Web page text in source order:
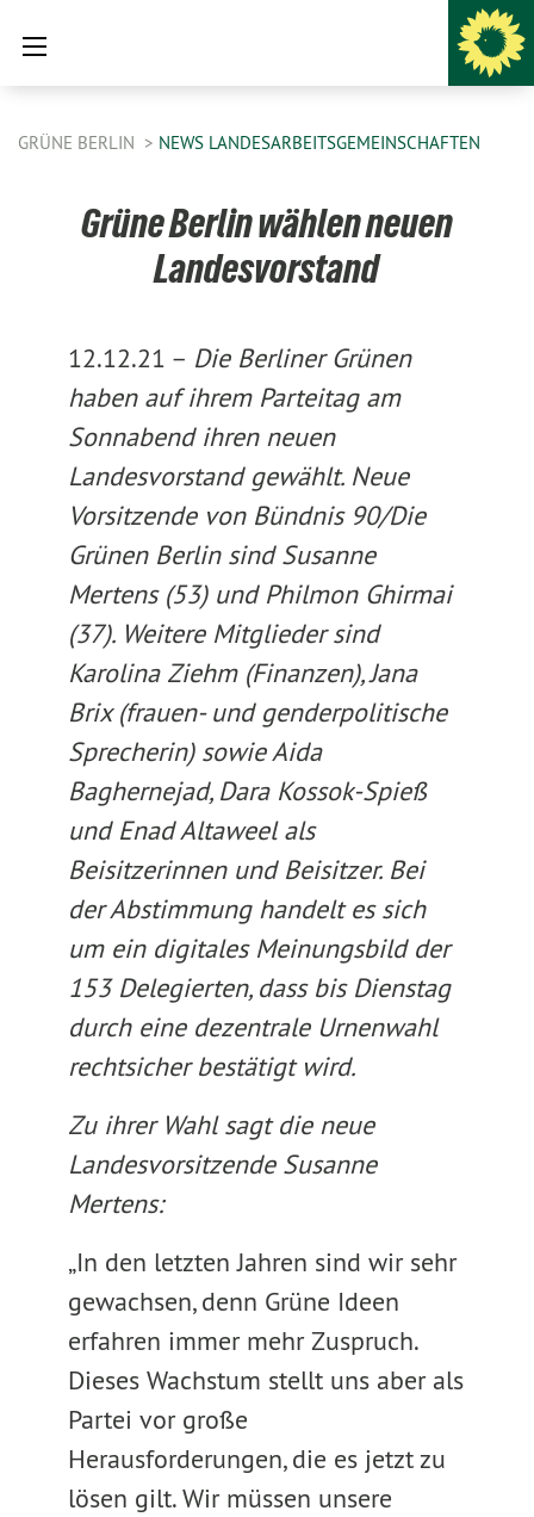
GRÜNE BERLIN NEWS LANDESARBEITSGEMEINSCHAFTEN
Grüne Berlin wählen neuen
Landesvorstand
12.12.21 – Die Berliner Grünen
haben auf ihrem Parteitag am
Sonnabend ihren neuen
Landesvorstand gewählt. Neue
Vorsitzende von Bündnis 90/Die
Grünen Berlin sind Susanne
Mertens (53) und Philmon Ghirmai
(37). Weitere Mitglieder sind
Karolina Ziehm (Finanzen), Jana
Brix (frauen- und genderpolitische
Sprecherin) sowie Aida
Baghernejad, Dara Kossok-Spieß
und Enad Altaweel als
Beisitzerinnen und Beisitzer. Bei
der Abstimmung handelt es sich
um ein digitales Meinungsbild der
153 Delegierten, dass bis Dienstag
durch eine dezentrale Urnenwahl
rechtsicher bestätigt wird.
Zu ihrer Wahl sagt die neue
Landesvorsitzende Susanne
Mertens:
„In den letzten Jahren sind wir sehr
gewachsen, denn Grüne Ideen
erfahren immer mehr Zuspruch.
Dieses Wachstum stellt uns aber als
Partei vor große
Herausforderungen, die es jetzt zu
lösen gilt. Wir müssen unsere